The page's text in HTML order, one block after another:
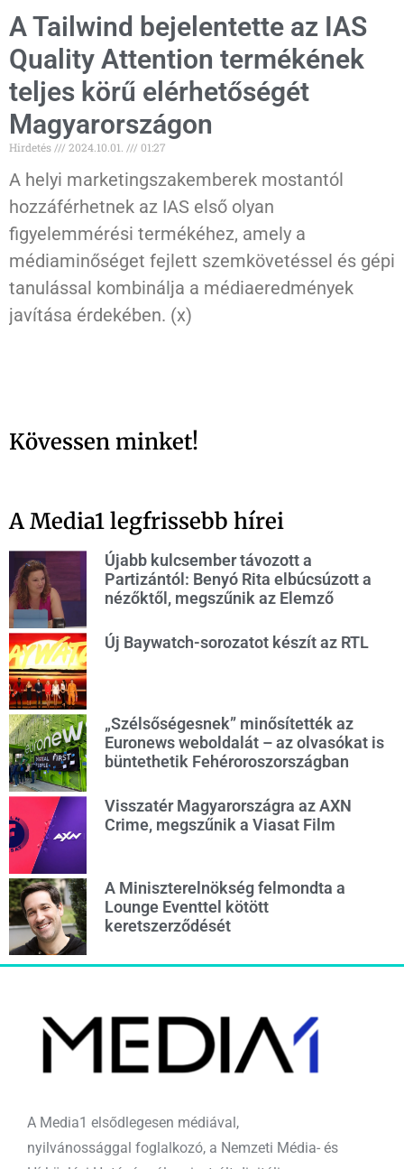
A Tailwind bejelentette az IAS
Quality Attention termékének
teljes körű elérhetőségét
Magyarországon
Hirdetés 2024.10.01. 01:27
A helyi marketingszakemberek mostantól
hozzáférhetnek az IAS első olyan
figyelemmérési termékéhez, amely a
médiaminőséget fejlett szemkövetéssel és gépi
tanulással kombinálja a médiaeredmények
javítása érdekében. (x)
Kövessen minket!
A Media1 legfrissebb hírei
Újabb kulcsember távozott a
Partizántól: Benyó Rita elbúcsúzott a
nézőktől, megszűnik az Elemző
Új Baywatch-sorozatot készít az RTL
„Szélsőségesnek” minősítették az
Euronews weboldalát – az olvasókat is
büntethetik Fehéroroszországban
Visszatér Magyarországra az AXN
Crime, megszűnik a Viasat Film
A Miniszterelnökség felmondta a
Lounge Eventtel kötött
keretszerződését
A Media1 elsődlegesen médiával,
nyilvánossággal foglalkozó, a Nemzeti Média- és